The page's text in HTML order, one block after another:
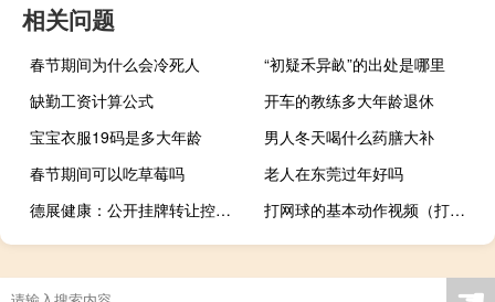
相关问题
春节期间为什么会冷死人
“初疑禾异畝”的出处是哪里
缺勤工资计算公式
开车的教练多大年龄退休
宝宝衣服19码是多大年龄
男人冬天喝什么药膳大补
春节期间可以吃草莓吗
老人在东莞过年好吗
德展健康：公开挂牌转让控股孙公司北京首惠医药有限公司51%股权
打网球的基本动作视频（打网络电话）